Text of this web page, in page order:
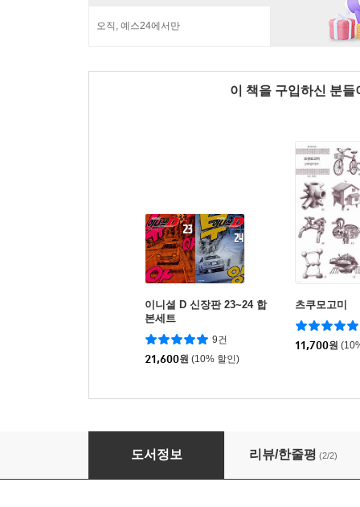
오직, 예스24에서만
이 책을 구입하신 분
이니셜 D 신장판 23~24 합
본세트
9건
21,600원 (10% 할인)
츠쿠모고미
11,700원
쇼하쇼텐! 11
도서정보 리뷰/한줄평 (2/2)